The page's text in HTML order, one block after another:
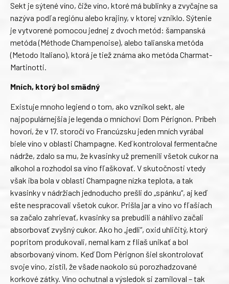
Sekt je sýtené víno, čiže víno, ktoré má bublinky a zvyčajne sa
nazýva podľa regiónu alebo krajiny, v ktorej vzniklo. Sýtenie
je vytvorené pomocou jednej z dvoch metód: šampanská
metóda (Méthode Champenoise), alebo talianska metóda
(Metodo Italiano), ktorá je tiež známa ako metóda Charmat-
Martinotti.
Mních, ktorý bol smädný
Existuje mnoho legiend o tom, ako vznikol sekt, ale
najpopulárnejšia je legenda o mníchovi Dom Pérignon. Príbeh
hovorí, že v 17. storočí vo Francúzsku jeden mních vyrábal
biele víno v oblasti Champagne. Keď kontroloval fermentačne
nádrže, zdalo sa mu, že kvasinky už premenili všetok cukor na
alkohol a rozhodol sa víno fľaškovať. V skutočnosti vtedy
však iba bola v oblasti Champagne nízka teplota, a tak
kvasinky v nádržiach jednoducho prešli do „spánku“, aj keď
ešte nespracovali všetok cukor. Prišla jar a víno vo fľašiach
sa začalo zahrievať, kvasinky sa prebudili a náhlivo začali
absorbovať zvyšný cukor. Ako ho „jedli“, oxid uhličitý, ktorý
popritom produkovali, nemal kam z fliaš unikať a bol
absorbovaný vínom. Keď Dom Pérignon šiel skontrolovať
svoje víno, zistil, že všade naokolo sú porozhadzované
korkové zátky. Víno ochutnal a výsledok si zamiloval – tak